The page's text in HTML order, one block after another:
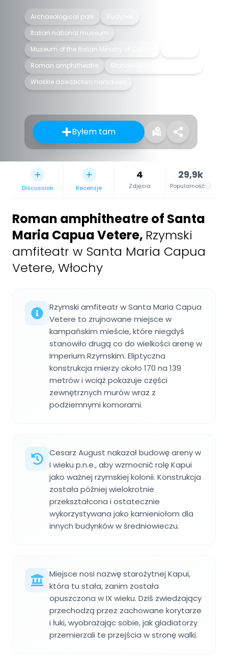
Archaeological park
Budynek
Italian national museum
Museum of the Italian Ministry of Culture
Roman amphitheatre
Stanowisko archeologiczne
Włoskie dziedzictwo narodowe
Byłem tam
Discussion Recenzje
4
Zdjęcia
29,9k
Popularność
Roman amphitheatre of Santa
Maria Capua Vetere, Rzymski
amfiteatr w Santa Maria Capua
Vetere, Włochy
Rzymski amfiteatr w Santa Maria Capua
Vetere to zrujnowane miejsce w
kampańskim mieście, które niegdyś
stanowiło drugą co do wielkości arenę w
Imperium Rzymskim. Eliptyczna
konstrukcja mierzy około 170 na 139
metrów i wciąż pokazuje części
zewnętrznych murów wraz z
podziemnymi komorami.
Cesarz August nakazał budowę areny w
I wieku p.n.e., aby wzmocnić rolę Kapui
jako ważnej rzymskiej kolonii. Konstrukcja
została później wielokrotnie
przekształcona i ostatecznie
wykorzystywana jako kamieniołom dla
innych budynków w średniowieczu.
Miejsce nosi nazwę starożytnej Kapui,
która tu stała, zanim została
opuszczona w IX wieku. Dziś zwiedzający
przechodzą przez zachowane korytarze
i łuki, wyobrażając sobie, jak gladiatorzy
przemierzali te przejścia w stronę walki.